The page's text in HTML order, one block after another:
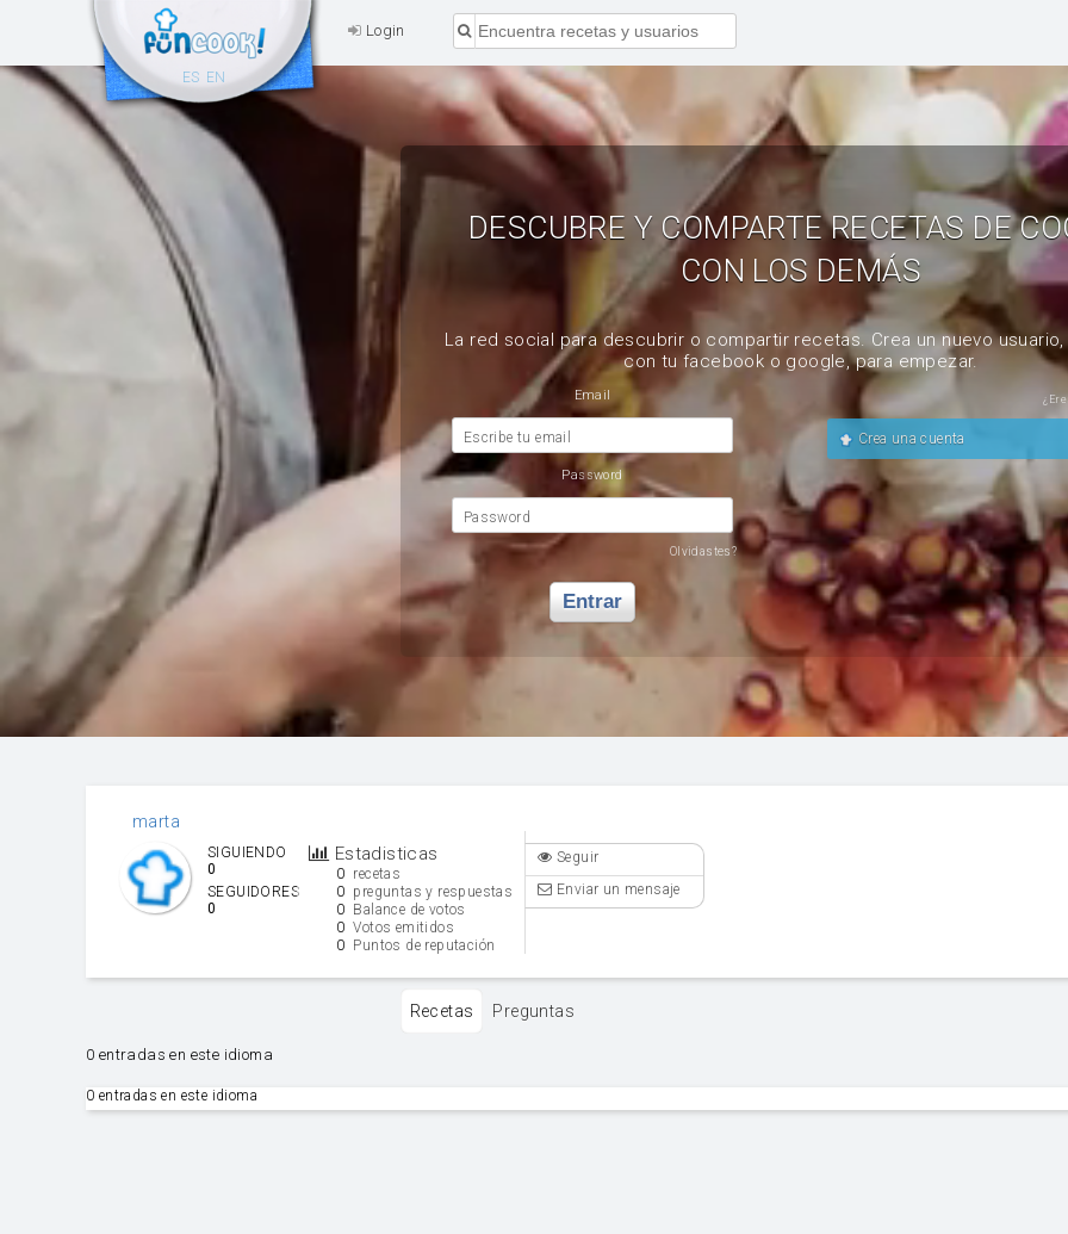
Login
ES EN
DESCUBRE Y COMPARTE RECETAS DE
CON LOS DEMÁS
La red social para descubrir o compartir recetas. Crea un nuevo
con tu facebook o google, para empezar.
Email
Escribe tu email
Password
Password
Olvidastes?
Entrar
Crea una cuenta
marta
Estadisticas
0 recetas
0 preguntas y respuestas
0 Balance de votos
0 Votos emitidos
0 Puntos de reputación
SIGUIENDO
0
SEGUIDORES
0
Seguir
Enviar un mensaje
Recetas Preguntas
0 entradas en este idioma
0 entradas en este idioma